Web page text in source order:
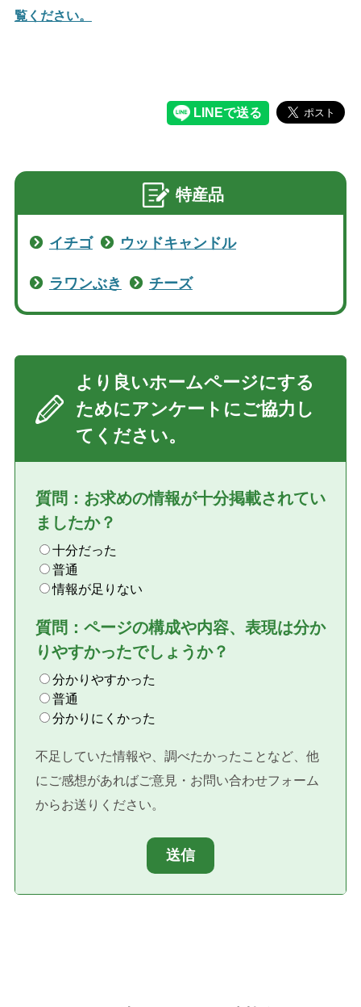
覧ください。
特産品
イチゴ ウッドキャンドル
ラワンぶき チーズ
より良いホームページにする
ためにアンケートにご協力し
てください。
質問：お求めの情報が十分掲載されてい
ましたか？
十分だった
普通
情報が足りない
質問：ページの構成や内容、表現は分か
りやすかったでしょうか？
分かりやすかった
普通
分かりにくかった
不足していた情報や、調べたかったことなど、他
にご感想があればご意見・お問い合わせフォーム
からお送りください。
送信